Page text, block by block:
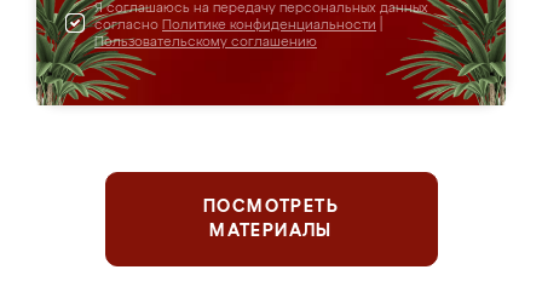
Я соглашаюсь на передачу персональных данных
согласно Политике конфиденциальности
Пользовательскому соглашению
ПОСМОТРЕТЬ
МАТЕРИАЛЫ